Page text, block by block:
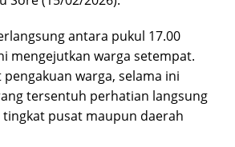
antara pukul 17.00
mengejutkan warga setempat.
warga, selama ini
tersentuh perhatian langsung
pusat maupun daerah